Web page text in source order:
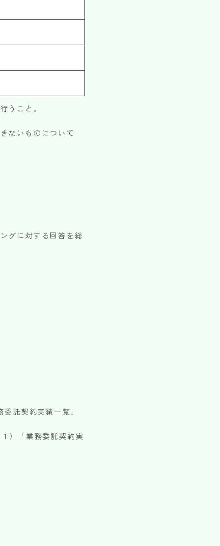
うこと。
ないものについて
グに対する回答を総
託契約実績一覧」
）「業務委託契約実